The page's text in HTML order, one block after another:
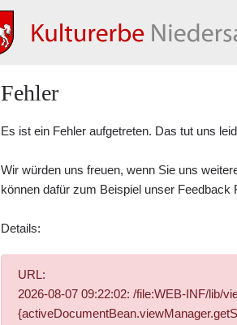
Fehler
Es ist ein Fehler aufgetreten. Das tut uns
Wir würden uns freuen, wenn Sie uns
können dafür zum Beispiel unser Feedback
Details:
URL:
2026-08-07 09:22:02: /file:WEB-INF/lib/